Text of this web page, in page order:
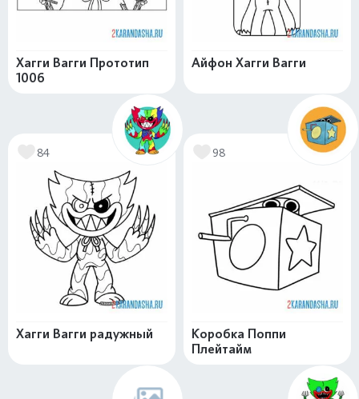
Хагги Вагги Прототип
1006
Айфон Хагги Вагги
84
Хагги Вагги радужный
98
Коробка Поппи
Плейтайм